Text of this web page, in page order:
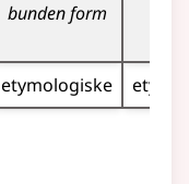
bunden form
etymologiske